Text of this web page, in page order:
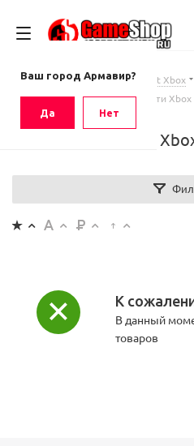
Ваш город Армавир?
Да Нет
Главная - Каталог - Microsoft Xbox
Запчасти
Запчасти
К
В данный
товаров